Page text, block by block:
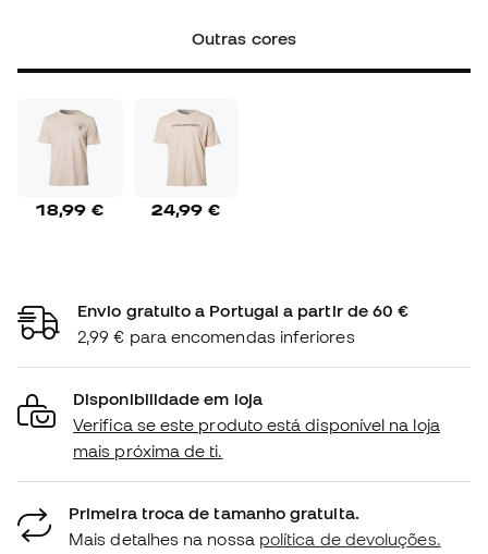
Outras cores
18,99 € 24,99 €
Envio gratuito a Portugal a partir de 60 €
2,99 € para encomendas inferiores
Disponibilidade em loja
Verifica se este produto está disponível na loja
mais próxima de ti.
Primeira troca de tamanho gratuita.
Mais detalhes na nossa política de devoluções.